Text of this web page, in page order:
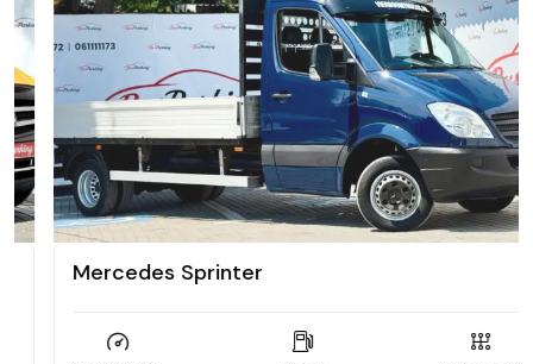
Mercedes Sprinter